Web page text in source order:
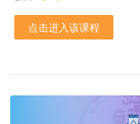
点击进入该课程